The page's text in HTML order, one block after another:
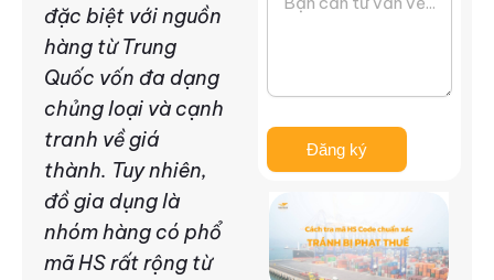
đặc biệt với nguồn
hàng từ Trung
Quốc vốn đa dạng
chủng loại và cạnh
tranh về giá
thành. Tuy nhiên,
đồ gia dụng là
nhóm hàng có phổ
mã HS rất rộng từ
Đăng ký